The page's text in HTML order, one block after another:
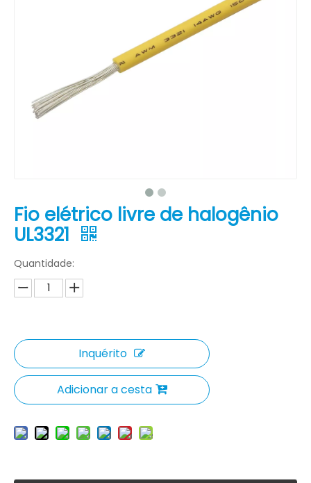
Fio elétrico livre de halogênio
UL3321
Quantidade:
Inquérito
Adicionar a cesta